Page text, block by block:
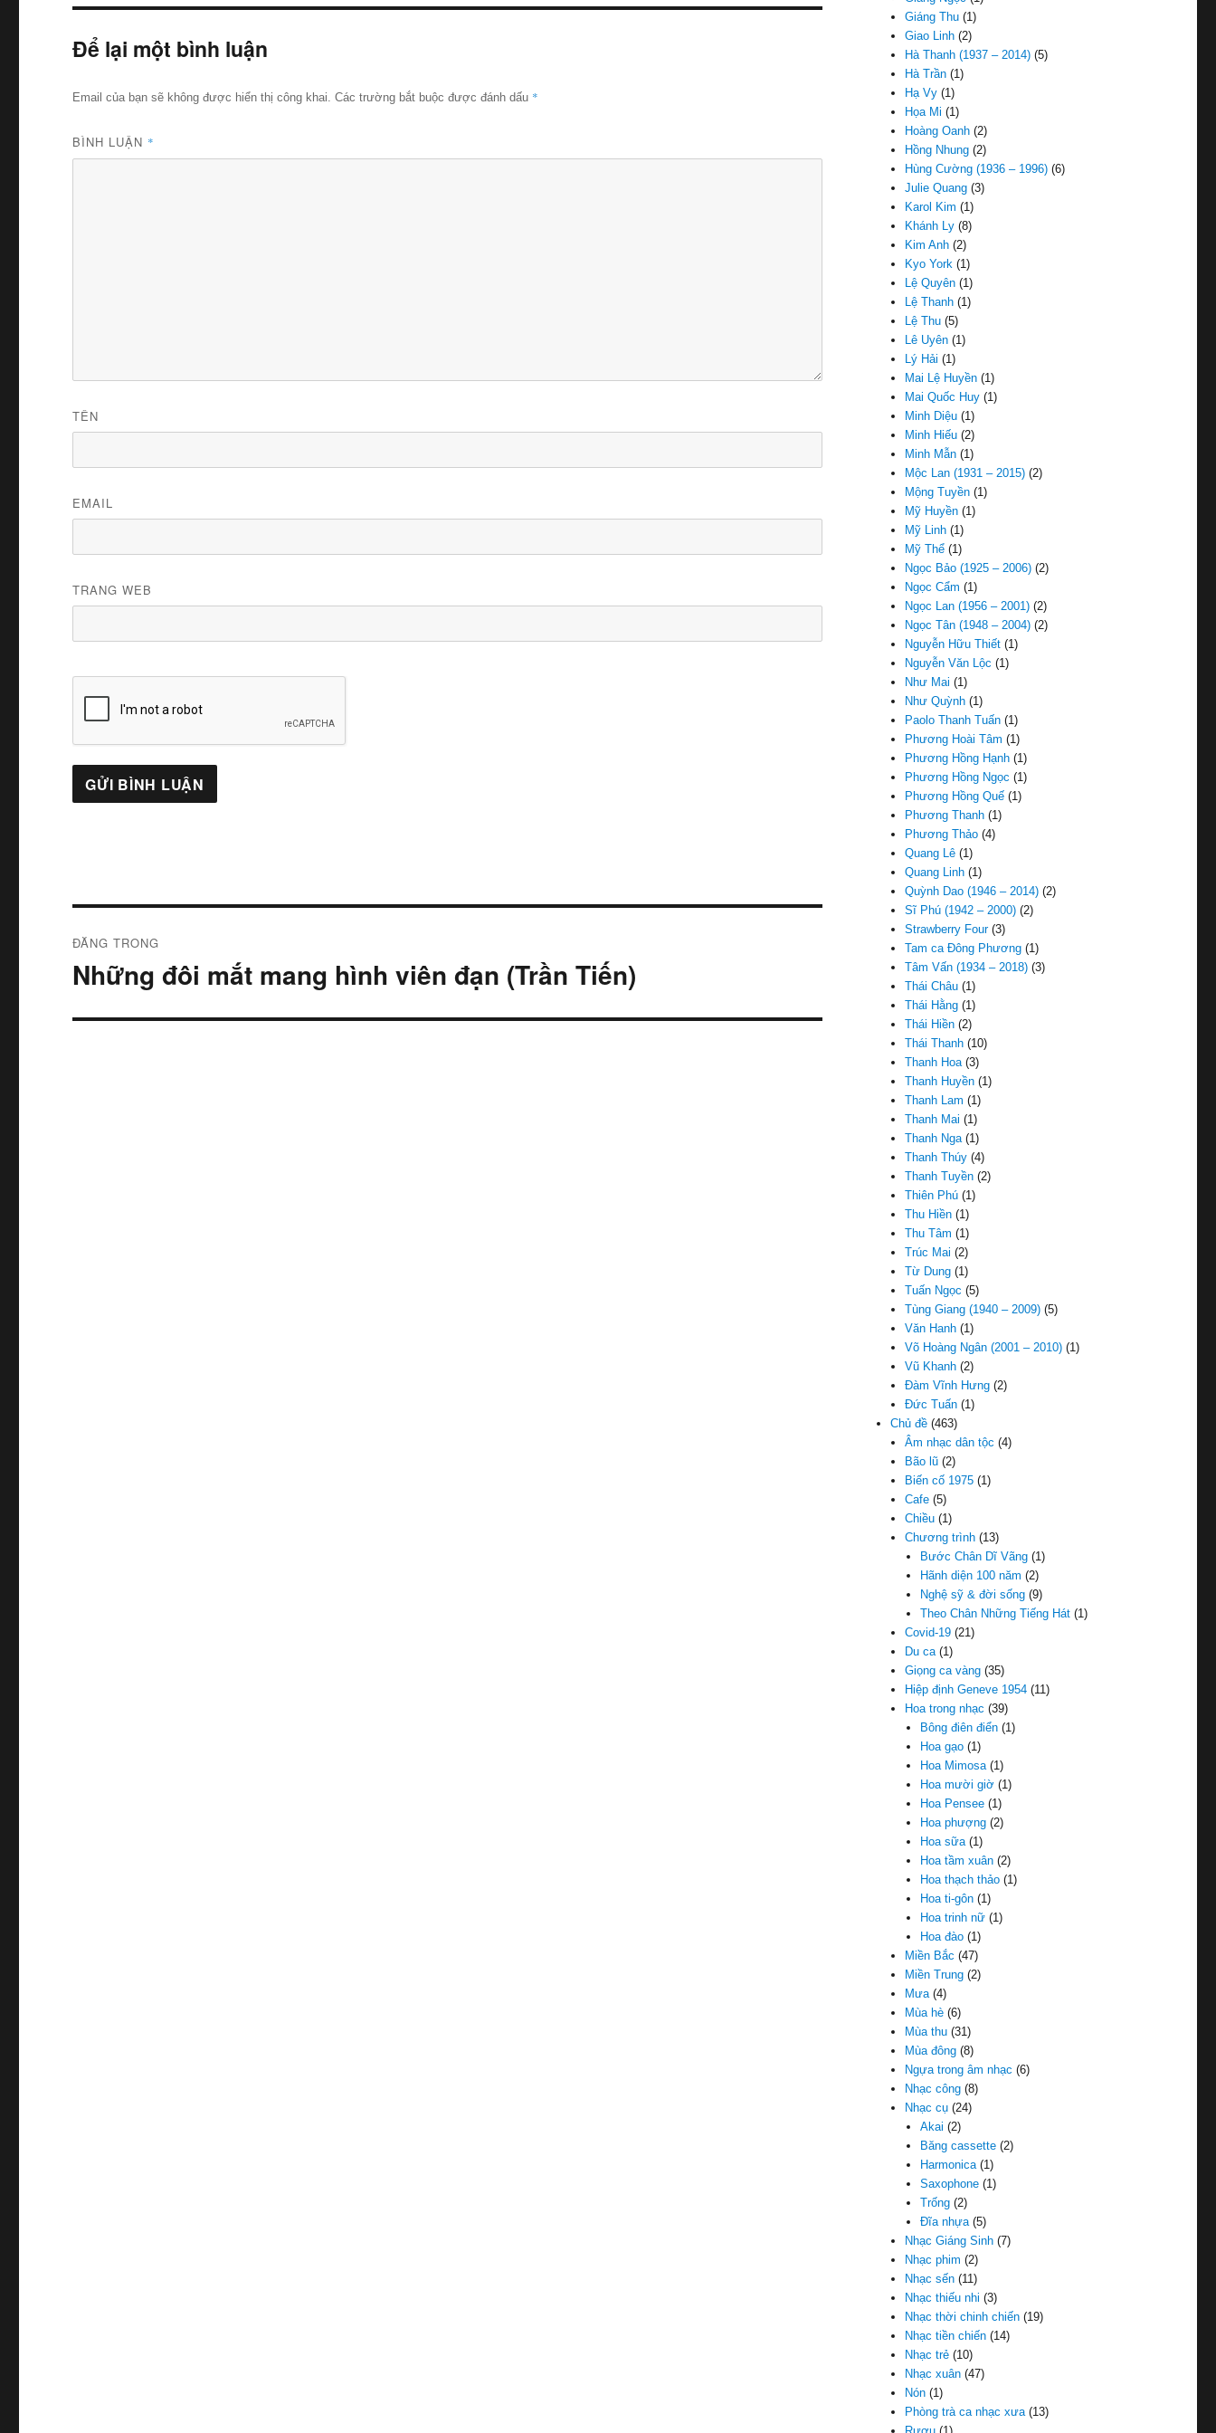
Để lại một bình luận
Email của bạn sẽ không được hiển thị công khai. Các trường bắt buộc được đánh dấu *
BÌNH LUẬN *
TÊN
EMAIL
TRANG WEB
hướng
ĐĂNG TRONG
Những đôi mắt mang hình viên đạn (Trần Tiến)
Giáng Thu (1)
Giao Linh (2)
Hà Thanh (1937 – 2014) (5)
Hà Trần (1)
Hạ Vy (1)
Họa Mi (1)
Hoàng Oanh (2)
Hồng Nhung (2)
Hùng Cường (1936 – 1996) (6)
Julie Quang (3)
Karol Kim (1)
Khánh Ly (8)
Kim Anh (2)
Kyo York (1)
Lệ Quyên (1)
Lệ Thanh (1)
Lệ Thu (5)
Lê Uyên (1)
Lý Hải (1)
Mai Lệ Huyền (1)
Mai Quốc Huy (1)
Minh Diệu (1)
Minh Hiếu (2)
Minh Mẫn (1)
Mộc Lan (1931 – 2015) (2)
Mộng Tuyền (1)
Mỹ Huyền (1)
Mỹ Linh (1)
Mỹ Thể (1)
Ngọc Bảo (1925 – 2006) (2)
Ngọc Cẩm (1)
Ngọc Lan (1956 – 2001) (2)
Ngọc Tân (1948 – 2004) (2)
Nguyễn Hữu Thiết (1)
Nguyễn Văn Lộc (1)
Như Mai (1)
Như Quỳnh (1)
Paolo Thanh Tuấn (1)
Phương Hoài Tâm (1)
Phương Hồng Hạnh (1)
Phương Hồng Ngọc (1)
Phương Hồng Quế (1)
Phương Thanh (1)
Phương Thảo (4)
Quang Lê (1)
Quang Linh (1)
Quỳnh Dao (1946 – 2014) (2)
Sĩ Phú (1942 – 2000) (2)
Strawberry Four(3)
Tam ca Đông Phương (1)
Tâm Vấn (1934 – 2018) (3)
Thái Châu (1)
Thái Hằng (1)
Thái Hiền (2)
Thái Thanh (10)
Thanh Hoa(3)
Thanh Huyền (1)
Thanh Lam (1)
Thanh Mai (1)
Thanh Nga(1)
Thanh Thúy (4)
Thanh Tuyền (2)
Thiên Phú (1)
Thu Hiền (1)
Thu Tâm (1)
Trúc Mai (2)
Từ Dung (1)
Tuấn Ngọc (5)
Tùng Giang (1940 – 2009) (5)
Văn Hanh (1)
Võ Hoàng Ngân (2001 – 2010) (1)
Vũ Khanh (2)
Đàm Vĩnh Hưng (2)
Đức Tuấn (1)
Chủ đề (463)
Âm nhạc dân tộc (4)
Bão lũ (2)
Biến cố 1975 (1)
Cafe (5)
Chiều (1)
Chương trình (13)
Bước Chân Dĩ Vãng(1)
Hãnh diện 100 năm (2)
Nghệ sỹ & đời sống(9)
Theo Chân Những Tiếng Hát(1)
Covid-19 (21)
Du ca(1)
Giọng ca vàng (35)
Hiệp định Geneve 1954 (11)
Hoa trong nhạc (39)
Bông điên điển(1)
Hoa gạo(1)
Hoa Mimosa(1)
Hoa mười giờ(1)
Hoa Pensee(1)
Hoa phượng(2)
Hoa sữa(1)
Hoa tầm xuân(2)
Hoa thạch thảo(1)
Hoa ti-gôn(1)
Hoa trinh nữ(1)
Hoa đào(1)
Miền Bắc (47)
Miền Trung (2)
Mưa(4)
Mùa hè (6)
Mùa thu (31)
Mùa đông (8)
Ngựa trong âm nhạc (6)
Nhạc công (8)
Nhạc cụ (24)
Akai (2)
Băng cassette(2)
Harmonica(1)
Saxophone(1)
Trống(2)
Đĩa nhựa(5)
Nhạc Giáng Sinh (7)
Nhạc phim (2)
Nhạc sến (11)
Nhạc thiếu nhi (3)
Nhạc thời chinh chiến (19)
Nhạc tiền chiến (14)
Nhạc trẻ (10)
Nhạc xuân (47)
Nón (1)
Phòng trà ca nhạc xưa(13)